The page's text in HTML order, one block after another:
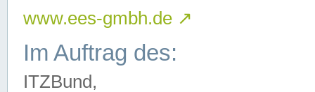
www.ees-gmbh.de ↗
Im Auftrag des:
ITZBund,